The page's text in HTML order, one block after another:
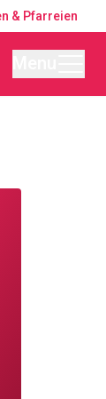
& Pfarreien